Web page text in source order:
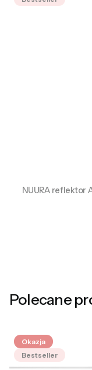
NUURA reflektor
Polecane
Okazja
Bestseller